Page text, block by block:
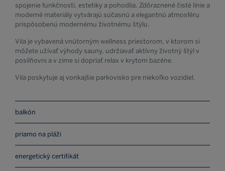
balkón
priamo na pláži
energetický certifikát
spojenie funkčnosti, estetiky a pohodlia. Zdôraznené čisté línie a
moderné materiály vytvárajú súčasnú a elegantnú atmosféru
prispôsobenú modernému životnému štýlu.
Vila je vybavená vnútorným wellness priestorom, v ktorom si
môžete užívať výhody sauny, udržiavať aktívny životný štýl v
posilňovni a v zime si dopriať relax v krytom bazéne.
Vila poskytuje aj vonkajšie parkovisko pre niekoľko vozidiel.